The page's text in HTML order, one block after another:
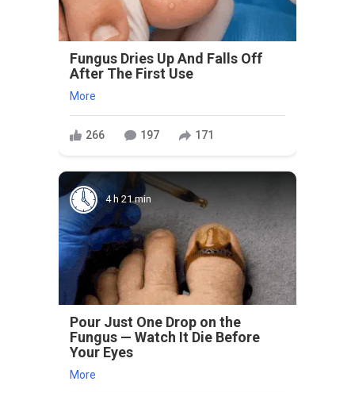
Fungus Dries Up And Falls Off
After The First Use
More
266 197 171
4 h 21 min
Pour Just One Drop on the
Fungus — Watch It Die Before
Your Eyes
More